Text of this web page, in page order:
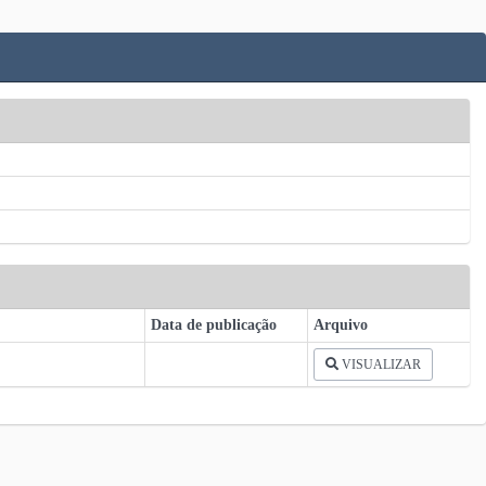
Data de publicação Arquivo
VISUALIZAR